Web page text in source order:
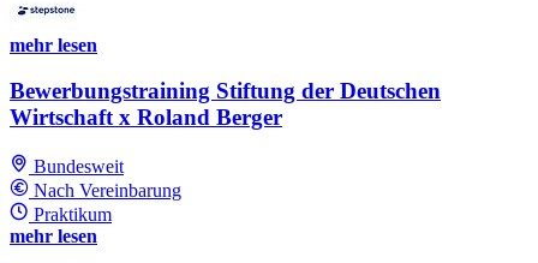
mehr lesen
Bewerbungstraining Stiftung der Deutschen
Wirtschaft x Roland Berger
Bundesweit
Nach Vereinbarung
Praktikum
mehr lesen